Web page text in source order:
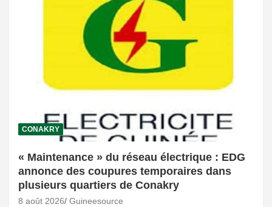
CONAKRY
« Maintenance » du réseau électrique : EDG
annonce des coupures temporaires dans
plusieurs quartiers de Conakry
8 août 2026 Guineesource